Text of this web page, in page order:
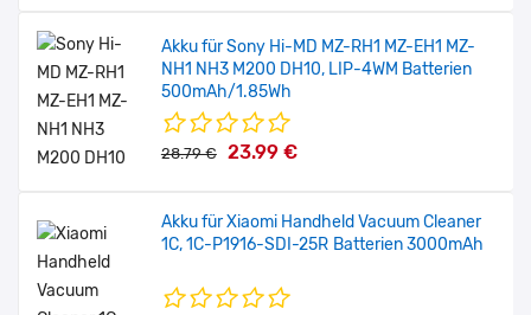
Akku für Sony Hi-MD MZ-RH1 MZ-EH1 MZ-
NH1 NH3 M200 DH10, LIP-4WM Batterien
500mAh/1.85Wh
28.79 € 23.99 €
Akku für Xiaomi Handheld Vacuum Cleaner
1C, 1C-P1916-SDI-25R Batterien 3000mAh